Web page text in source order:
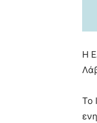
Η
Το